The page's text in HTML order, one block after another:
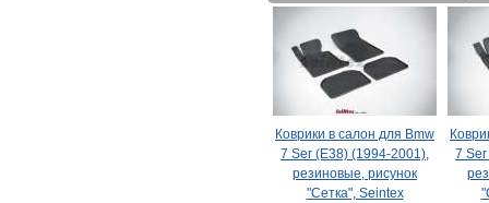
Коврики в салон для Bmw
7 Ser (E38) (1994-2001),
резиновые, рисунок
"Сетка", Seintex
7